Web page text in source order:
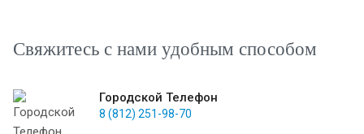
Свяжитесь с нами удобным способом
Городской Телефон
8 (812) 251-98-70